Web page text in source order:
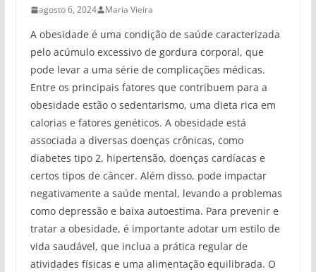
agosto 6, 2024 Maria Vieira
A obesidade é uma condição de saúde caracterizada
pelo acúmulo excessivo de gordura corporal, que
pode levar a uma série de complicações médicas.
Entre os principais fatores que contribuem para a
obesidade estão o sedentarismo, uma dieta rica em
calorias e fatores genéticos. A obesidade está
associada a diversas doenças crônicas, como
diabetes tipo 2, hipertensão, doenças cardíacas e
certos tipos de câncer. Além disso, pode impactar
negativamente a saúde mental, levando a problemas
como depressão e baixa autoestima. Para prevenir e
tratar a obesidade, é importante adotar um estilo de
vida saudável, que inclua a prática regular de
atividades físicas e uma alimentação equilibrada. O